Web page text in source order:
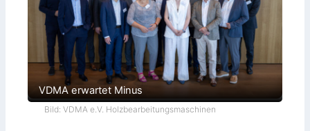
VDMA erwartet Minus
Bild: VDMA e.V. Holzbearbeitungsmaschinen